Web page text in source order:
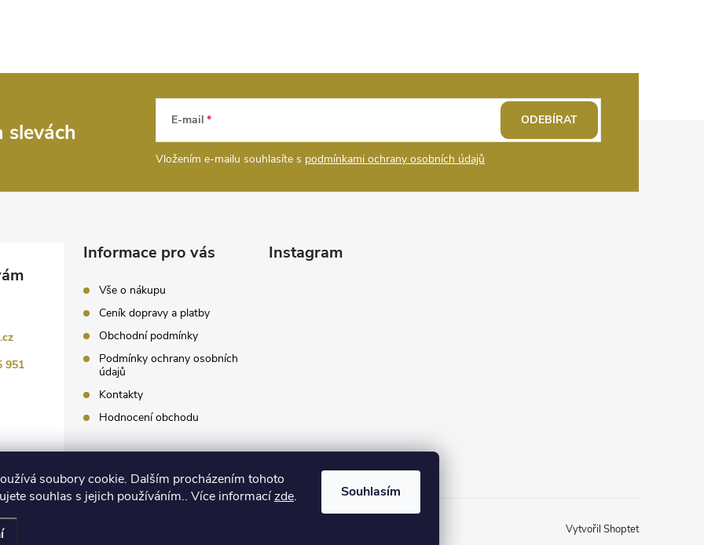
soubory cookie. Dalším procházením tohoto
souhlas s jejich používáním.. Více informacízde. Souhlasím
slevách E-mail
Vložením e-mailu souhlasíte s podmínkami ochrany osobních údajů
ODEBÍRAT
951
Informace pro vás
Vše o nákupu
Ceník dopravy a platby
Obchodní podmínky
Podmínky ochrany osobních
údajů
Kontakty
Hodnocení obchodu
Instagram
Sledovat na Instagramu
Vytvořil Shoptet
cookies